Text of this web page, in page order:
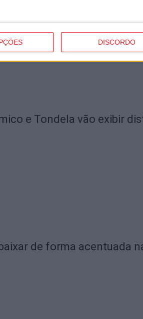
DISCORDO
e Tondela vão exibir
de forma acentuada